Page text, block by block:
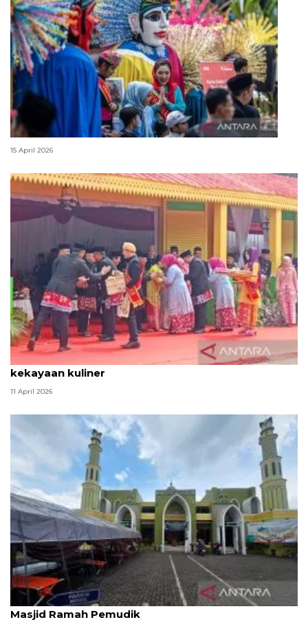
Lebaran Betawi, harmoni tradisi dan kota global
15 April 2026
Tradisi hantaran Lebaran Betawi simbol bakti dan
kekayaan kuliner
11 April 2026
Kemenag: 3,5 juta orang manfaatkan layanan
Masjid Ramah Pemudik